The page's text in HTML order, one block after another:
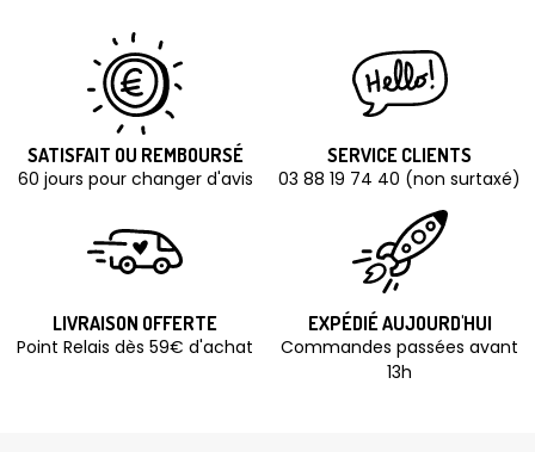
SATISFAIT OU REMBOURSÉ
60 jours pour changer d'avis
SERVICE CLIENTS
03 88 19 74 40 (non surtaxé)
LIVRAISON OFFERTE
Point Relais dès 59€ d'achat
EXPÉDIÉ AUJOURD'HUI
Commandes passées avant
13h